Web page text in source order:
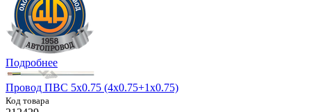
Подробнее
Провод ПВС 5х0.75 (4х0.75+1х0.75)
Код товара